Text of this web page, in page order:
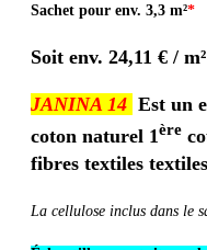
Sachet pour env. 3,3 m²*
Soit env. 24,11 € / m²
JANINA 14 Est un
coton naturel 1ère
fibres textiles
La cellulose inclus dans le